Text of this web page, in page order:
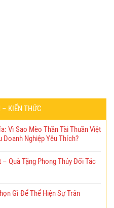
KIẾN THỨC
Vì Sao Mèo Thần Tài Thuần Việt
Nghiệp Yêu Thích?
– Quà Tặng Phong Thủy Đối Tác
Gì Để Thể Hiện Sự Trân